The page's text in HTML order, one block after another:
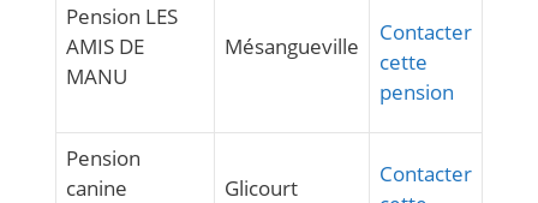
Pension LES
AMIS DE
MANU
Mésangueville
Contacter
cette
pension
Pension
canine
Glicourt
Contacter